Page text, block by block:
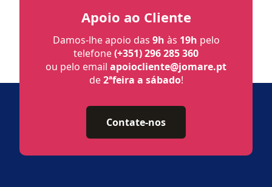
Apoio ao Cliente
Damos-lhe apoio das 9h às 19h pelo
telefone(+351) 296 285 360
ou pelo email apoiocliente@jomare.pt
de2ªfeira a sábado!
Contate-nos